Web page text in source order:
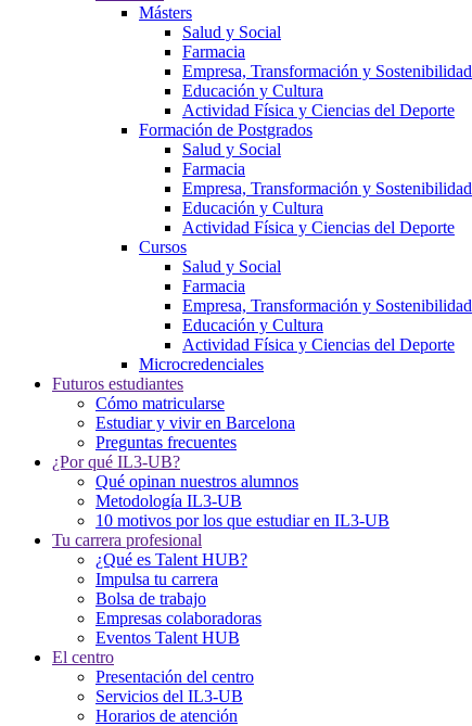
Másters
Salud y Social
Farmacia
Empresa, Transformación y Sostenibilidad
Educación y Cultura
Actividad Física y Ciencias del Deporte
Formación de Postgrados
Salud y Social
Farmacia
Empresa, Transformación y Sostenibilidad
Educación y Cultura
Actividad Física y Ciencias del Deporte
Cursos
Salud y Social
Farmacia
Empresa, Transformación y Sostenibilidad
Educación y Cultura
Actividad Física y Ciencias del Deporte
Microcredenciales
Futuros estudiantes
Cómo matricularse
Estudiar y vivir en Barcelona
Preguntas frecuentes
¿Por qué IL3-UB?
Qué opinan nuestros alumnos
Metodología IL3-UB
10 motivos por los que estudiar en IL3-UB
Tu carrera profesional
¿Qué es Talent HUB?
Impulsa tu carrera
Bolsa de trabajo
Empresas colaboradoras
Eventos Talent HUB
El centro
Presentación del centro
Servicios del IL3-UB
Horarios de atención